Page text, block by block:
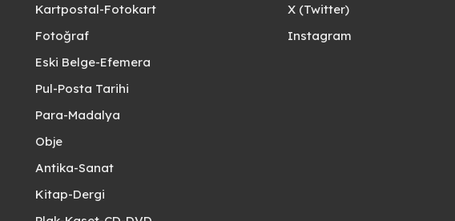
Kartpostal-Fotokart
Fotoğraf
Eski Belge-Efemera
Pul-Posta Tarihi
Para-Madalya
Obje
Antika-Sanat
Kitap-Dergi
X (Twitter)
Instagram